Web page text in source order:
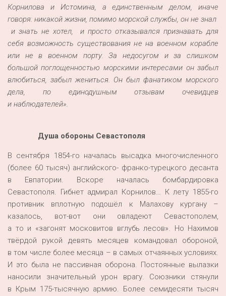
Корнилова и Истомина, а единственным делом, иначе
говоря: никакой жизни, помимо морской службы, он не знал
и знать не хотел, и просто отказывался признавать для
себя возможность существования не на военном корабле
или не в военном порту. За недосугом и за слишком
большой поглощенностью морскими интересами он забыл
влюбиться, забыл жениться. Он был фанатиком морского
дела, по единодушным отзывам очевидцев
и наблюдателей».
Душа обороны Севастополя
В сентября 1854-го началась высадка многочисленного
(более 60 тысяч) английского- франко-турецкого десанта
в Евпатории. Вскоре началась бомбардировка
Севастополя. Гибнет адмирал Корнилов… К лету 1855-го
противник вплотную подошёл к Малахову кургану –
казалось, вот-вот они овладеют Севастополем,
а то и «загонят московитов вглубь лесов». Но Нахимов
твёрдой рукой девять месяцев командовал обороной,
в том числе более месяца – в самых отчаянных условиях.
И это была не пассивная оборона. Постоянные вылазки
наносили значительный урон врагу. Союзники стянули
в Крым 175-тысячную армию. Более семидесяти тысяч